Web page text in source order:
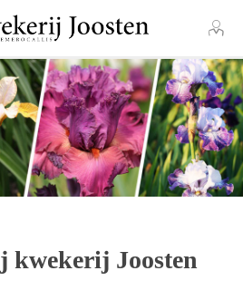
kwekerij Joosten